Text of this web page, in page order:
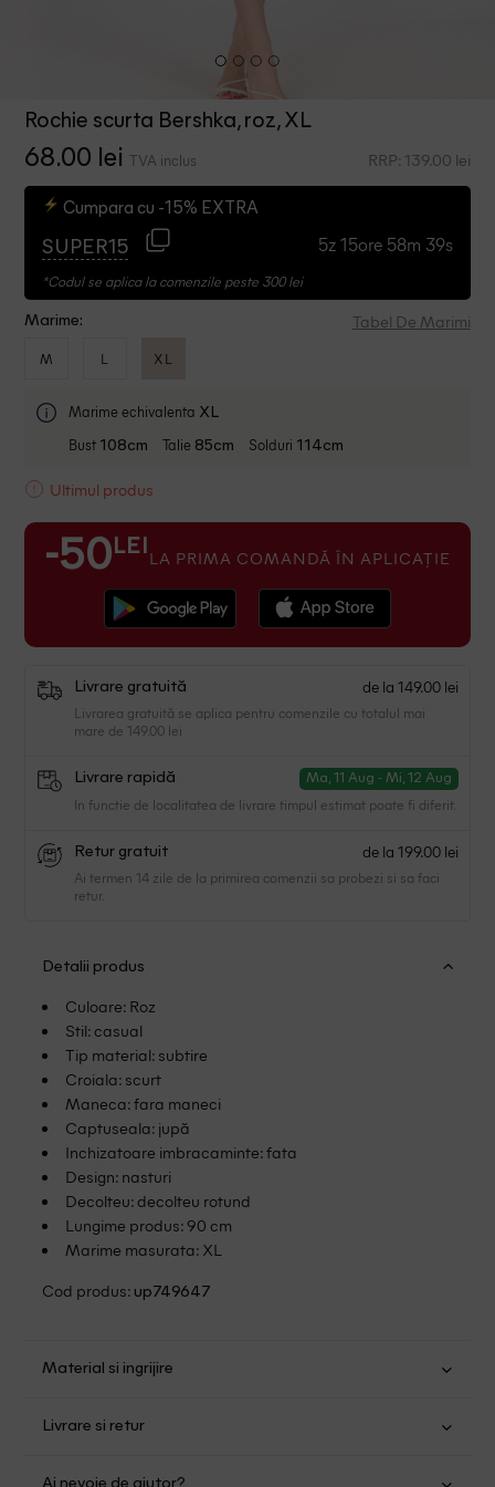
Rochie scurta Bershka, roz, XL
68.00 lei TVA inclus RRP: 139.00 lei
Cumpara cu -15% EXTRA
SUPER15 5z 15ore 58m 39s
*Codul se aplica la comenzile peste 300 lei
Marime: Tabel De Marimi
M L XL
Marime echivalenta XL
Bust 108cm Talie 85cm Solduri 114cm
Ultimul produs
-50 LEI LA PRIMA COMANDĂ ÎN APLICAȚIE
Livrare gratuită de la 149.00 lei
Livrarea gratuită se aplica pentru comenzile cu totalul mai
mare de 149.00 lei
Livrare rapidă Ma, 11 Aug - Mi, 12 Aug
In functie de localitatea de livrare timpul estimat poate fi diferit.
Retur gratuit de la 199.00 lei
Ai termen 14 zile de la primirea comenzii sa probezi si sa faci
retur.
Detalii produs
Culoare: Roz
Stil: casual
Tip material: subtire
Croiala: scurt
Maneca: fara maneci
Captuseala: jupă
Inchizatoare imbracaminte: fata
Design: nasturi
Decolteu: decolteu rotund
Lungime produs: 90 cm
Marime masurata: XL
Cod produs: up749647
Material si ingrijire
Nu folositi inalbitor
Livrare si retur